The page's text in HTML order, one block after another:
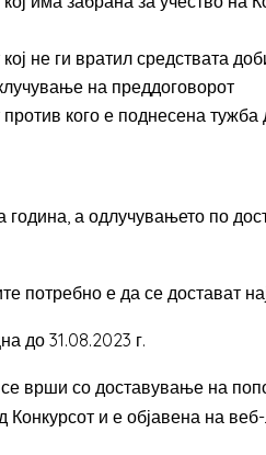
не ги вратил средствата
на преддоговорот
кого е поднесена тужба
година, а одлучувањето по
потребно е да се достават
до 31.08.2023 г.
врши со доставување на
Конкурсот и е објавена на